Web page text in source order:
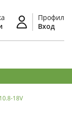
Профил
Вход
18V